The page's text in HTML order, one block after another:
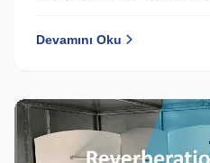
Devamını Oku